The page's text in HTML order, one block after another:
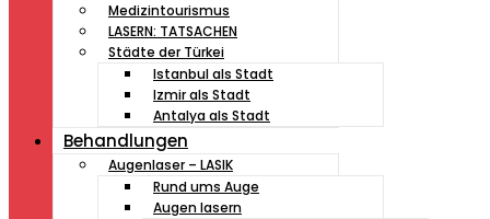
Medizintourismus
LASERN: TATSACHEN
Städte der Türkei
Istanbul als Stadt
Izmir als Stadt
Antalya als Stadt
Behandlungen
Augenlaser – LASIK
Rund ums Auge
Augen lasern